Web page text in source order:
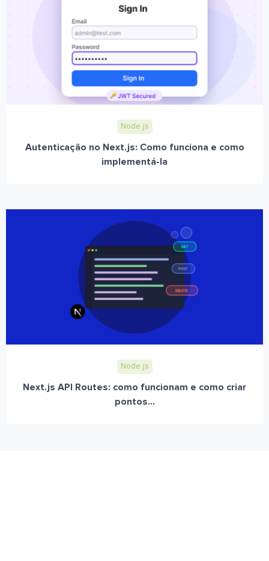
Node.js
Autenticação no Next.js: Como funciona e como
implementá-la
Node.js
Next.js API Routes: como funcionam e como criar
pontos...